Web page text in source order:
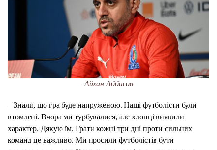
Айхан Аббасов
– Знали, що гра буде напруженою. Наші футболісти були
втомлені. Вчора ми турбувалися, але хлопці виявили
характер. Дякую їм. Грати кожні три дні проти сильних
команд це важливо. Ми просили футболістів бути